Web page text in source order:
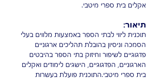
אקלים בית ספרי מיטבי.
תוכנית ליווי לבתי הספר באמצעות מלווים בעלי
הסמכה וניסיון בהובלת תהליכים ארגוניים
פדגוגיים לשיפור וחיזוק בתי הספר בהיבטים
הארגוניים, הפדגוגיים, הישגים לימודים ואקלים
בית ספרי מיטבי.התוכנית פועלת בעשרות
תיאור: